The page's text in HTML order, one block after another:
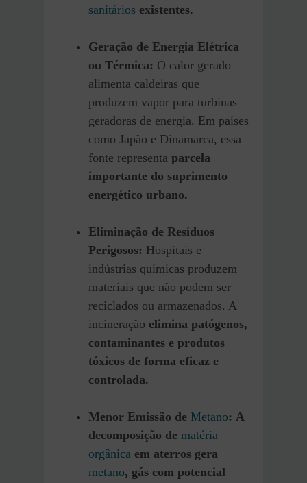
sanitários existentes.
Geração de Energia Elétrica
ou Térmica: O calor gerado
alimenta caldeiras que
produzem vapor para turbinas
geradoras de energia. Em países
como Japão e Dinamarca, essa
fonte representa parcela
importante do suprimento
energético urbano.
Eliminação de Resíduos
Perigosos: Hospitais e
indústrias químicas produzem
materiais que não podem ser
reciclados ou armazenados. A
incineração elimina patógenos,
contaminantes e produtos
tóxicos de forma eficaz e
controlada.
Menor Emissão de Metano: A
decomposição de matéria
orgânica em aterros gera
metano, gás com potencial